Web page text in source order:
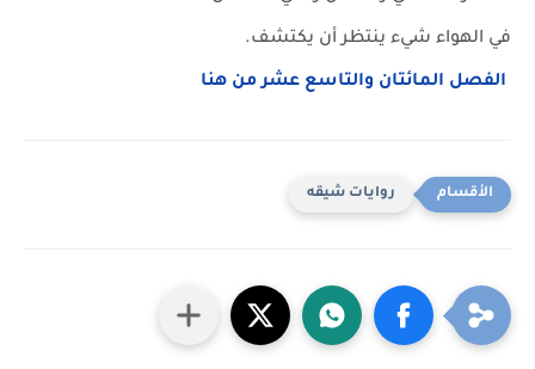
في الهواء شيء ينتظر أن يكتشف.
الفصل المائتان والتاسع عشر من هنا
روايات شيقه